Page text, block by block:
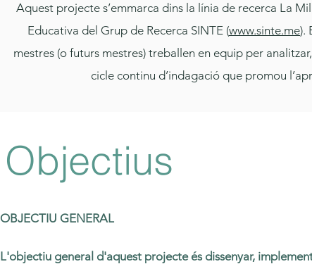
Aquest projecte s’emmarca dins la línia de recerca La
Educativa del Grup de Recerca SINTE (www.sinte.me).
mestres (o futurs mestres) treballen en equip per
cicle continu d’indagació que promou
Objectius
OBJECTIU GENERAL
L'objectiu general d'aquest projecte és dissenyar,